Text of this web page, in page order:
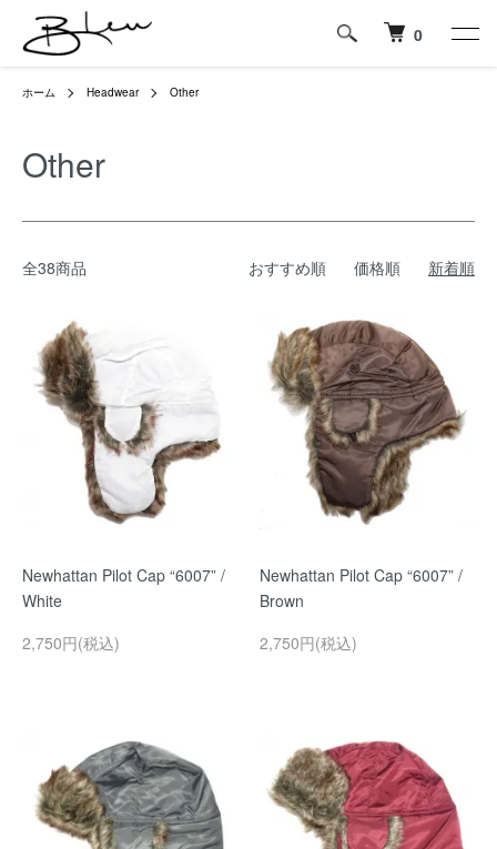
0
ホーム Headwear Other
Other
全38商品 おすすめ順 価格順 新着順
Newhattan Pilot Cap “6007” /
White
2,750円(税込)
Newhattan Pilot Cap “6007” /
Brown
2,750円(税込)